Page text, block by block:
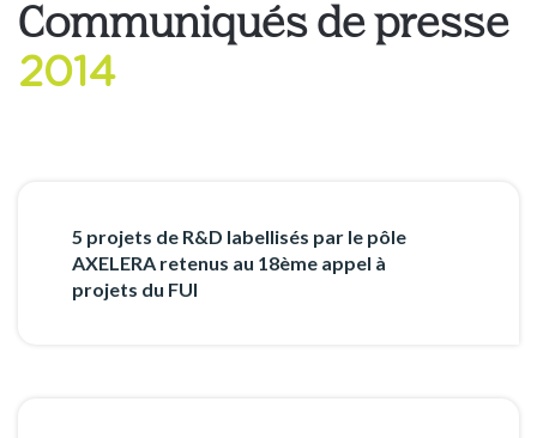
Communiqués de presse
2014
5 projets de R&D labellisés par le pôle
AXELERA retenus au 18ème appel à
projets du FUI